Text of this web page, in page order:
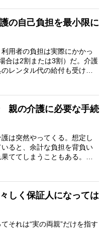
自己負担を最小限に
用者の負担は実際にかかっ
合は2割または3割）だ。介護
レンタル代の給付も受けら
親の介護に必要な手続
は突然やってくる。想定し
ると、余計な負担を背負い
果ててしまうこともある。
しく保証人になっては
それは“実の両親”だけを指す